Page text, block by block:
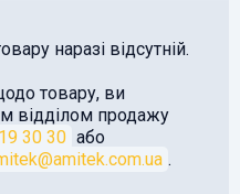
наразі відсутній.
товару, ви
відділом продажу
30 30 або
.